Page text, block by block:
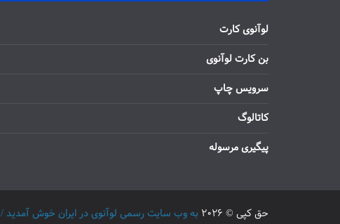
لوآنوی کارت
بن کارت لوآنوی
سرویس چاپ
کاتالوگ
پیگیری مرسوله
حق کپی © 2026 به وب سایت رسمی لوآنوی در ایران خوش آمدید / luanvi